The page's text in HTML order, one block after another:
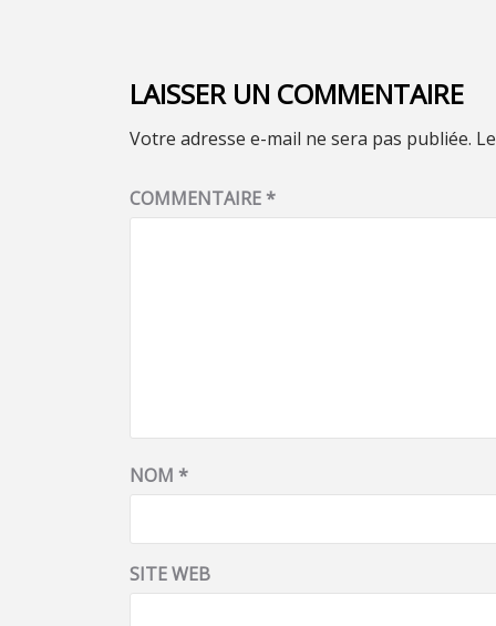
LAISSER UN COMMENTAIRE
Votre adresse e-mail ne sera pas publiée.
COMMENTAIRE *
NOM *
SITE WEB